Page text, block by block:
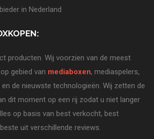
in Nederland
producten. Wij voorzien van de meest
gebied van mediaboxen, mediaspelers,
de nieuwste technologieën. Wij zetten de
dit moment op een rij zodat u niet langer
op basis van best verkocht, best
uit verschillende reviews.